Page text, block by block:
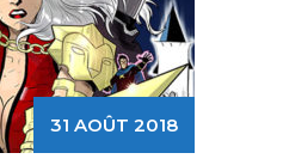
31 AOÛT 2018